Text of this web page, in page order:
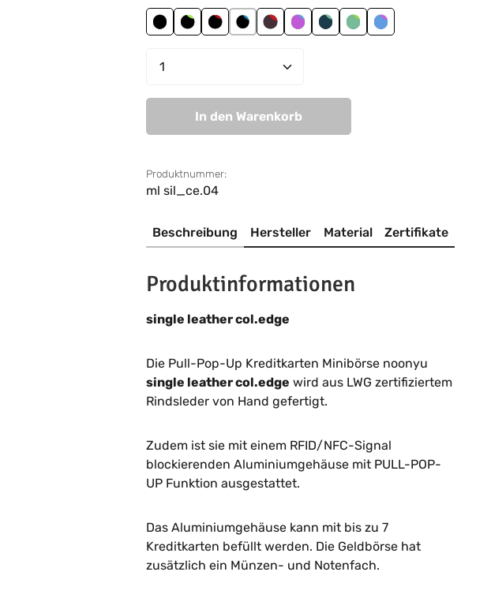
blackblack-lime green
black-redblack-sky blue
brown-redmauve-sky blue
navy-sage green
sage green-lime green
sky blue-mauve
Produkt Anzahl: Gib den
In den Warenkorb
Produktnummer:
ml sil_ce.04
Beschreibung Hersteller Material Zertifikate
Produktinformationen
single leather col.edge
Die Pull-Pop-Up Kreditkarten Minibörse noonyu
single leather col.edge wird aus LWG zertifiziertem
Rindsleder von Hand gefertigt.
Zudem ist sie mit einem RFID/NFC-Signal
blockierenden Aluminiumgehäuse mit PULL-POP-
UP Funktion ausgestattet.
Das Aluminiumgehäuse kann mit bis zu 7
Kreditkarten befüllt werden. Die Geldbörse hat
zusätzlich ein Münzen- und Notenfach.